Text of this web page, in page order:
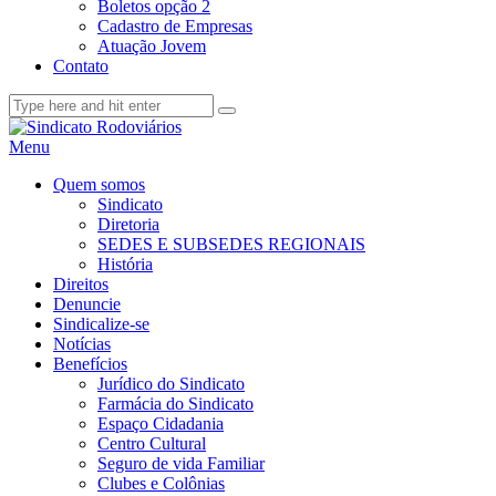
Boletos opção 2
Cadastro de Empresas
Atuação Jovem
Contato
Menu
Quem somos
Sindicato
Diretoria
SEDES E SUBSEDES REGIONAIS
História
Direitos
Denuncie
Sindicalize-se
Notícias
Benefícios
Jurídico do Sindicato
Farmácia do Sindicato
Espaço Cidadania
Centro Cultural
Seguro de vida Familiar
Clubes e Colônias